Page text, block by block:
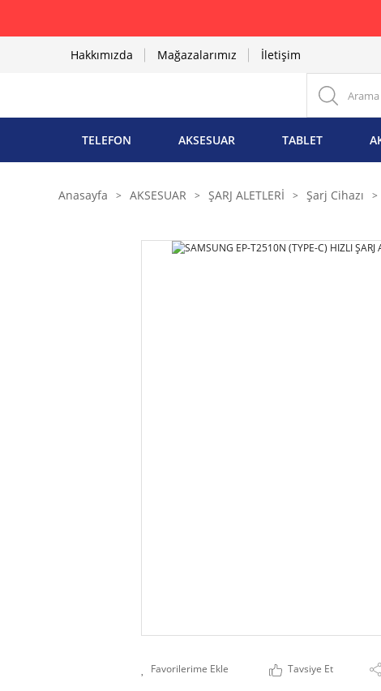
Hakkımızda Mağazalarımız İletişim
TELEFON AKSESUAR TABLET
Anasayfa AKSESUAR ŞARJ ALETLERİ Şarj Cihazı
Tavsiye Et